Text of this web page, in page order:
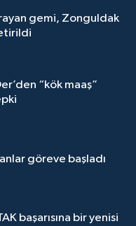
gemi, Zonguldak
“kök maaş”
göreve başladı
başarısına bir yenisi